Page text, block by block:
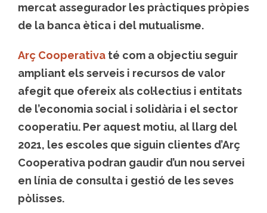
mercat assegurador les pràctiques pròpies
de la banca ètica i del mutualisme.
Arç Cooperativa té com a objectiu seguir
ampliant els serveis i recursos de valor
afegit que ofereix als col·lectius i entitats
de l’economia social i solidària i el sector
cooperatiu. Per aquest motiu, al llarg del
2021, les escoles que siguin clientes d’Arç
Cooperativa podran gaudir d’un nou servei
en línia de consulta i gestió de les seves
pòlisses.